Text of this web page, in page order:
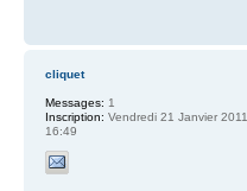
cliquet
Messages: 1
Inscription: Vendredi 21 Janvier 2011
16:49